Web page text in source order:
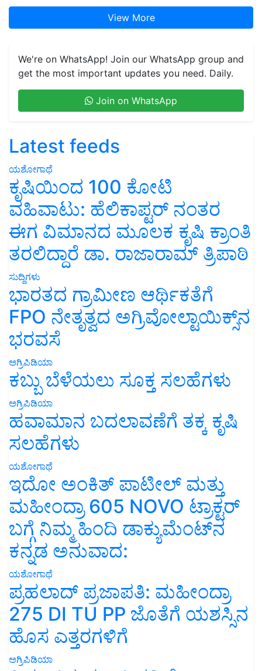
View More
We're on WhatsApp! Join our WhatsApp group and
get the most important updates you need. Daily.
Join on WhatsApp
Latest feeds
ಯಶೋಗಾಥೆ
ಕೃಷಿಯಿಂದ 100 ಕೋಟಿ
ವಹಿವಾಟು: ಹೆಲಿಕಾಪ್ಟರ್ ನಂತರ
ಈಗ ವಿಮಾನದ ಮೂಲಕ ಕೃಷಿ ಕ್ರಾಂತಿ
ತರಲಿದ್ದಾರೆ ಡಾ. ರಾಜಾರಾಮ್ ತ್ರಿಪಾಠಿ
ಸುದ್ದಿಗಳು
ಭಾರತದ ಗ್ರಾಮೀಣ ಆರ್ಥಿಕತೆಗೆ
FPO ನೇತೃತ್ವದ ಅಗ್ರಿವೋಲ್ಟಾಯಿಕ್ಸ್‌ನ
ಭರವಸೆ
ಅಗ್ರಿಪಿಡಿಯಾ
ಕಬ್ಬು ಬೆಳೆಯಲು ಸೂಕ್ತ ಸಲಹೆಗಳು
ಅಗ್ರಿಪಿಡಿಯಾ
ಹವಾಮಾನ ಬದಲಾವಣೆಗೆ ತಕ್ಕ ಕೃಷಿ
ಸಲಹೆಗಳು
ಯಶೋಗಾಥೆ
ಇದೋ ಅಂಕಿತ್ ಪಾಟೀಲ್ ಮತ್ತು
ಮಹೀಂದ್ರಾ 605 NOVO ಟ್ರಾಕ್ಟರ್
ಬಗ್ಗೆ ನಿಮ್ಮ ಹಿಂದಿ ಡಾಕ್ಯುಮೆಂಟ್‌ನ
ಕನ್ನಡ ಅನುವಾದ:
ಯಶೋಗಾಥೆ
ಪ್ರಹಲಾದ್ ಪ್ರಜಾಪತಿ: ಮಹೀಂದ್ರಾ
275 DI TU PP ಜೊತೆಗೆ ಯಶಸ್ಸಿನ
ಹೊಸ ಎತ್ತರಗಳಿಗೆ
ಅಗ್ರಿಪಿಡಿಯಾ